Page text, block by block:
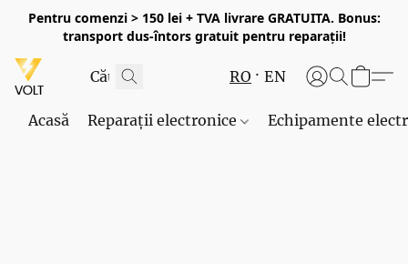
Pentru comenzi > 150 lei + TVA livrare GRATUITA. Bonus:
transport dus-întors gratuit pentru reparații!
RO EN
Acasă Reparații electronice Echipamente